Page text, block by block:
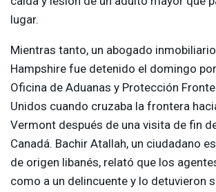
lugar.
Mientras tanto, un abogado
Hampshire fue detenido el domingo
Oficina de Aduanas y Protección
Unidos cuando cruzaba la frontera
Vermont después de una visita de fin
Canadá. Bachir Atallah, un ciudadano
de origen libanés, relató que los
como a un delincuente y lo detuvieron